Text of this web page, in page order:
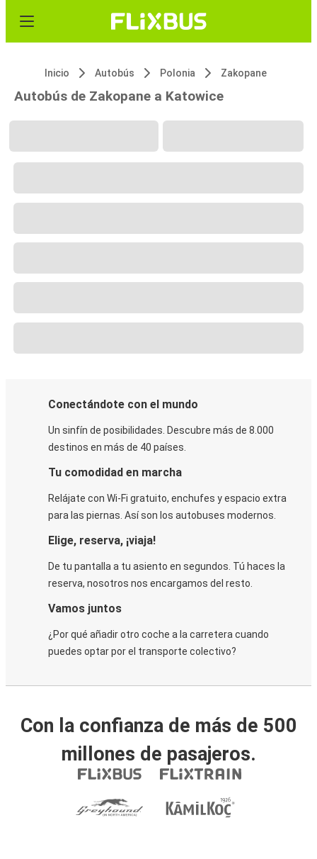
Inicio Autobús Polonia Zakopane
Autobús de Zakopane a Katowice
Conectándote con el mundo
Un sinfín de posibilidades. Descubre más de 8.000
destinos en más de 40 países.
Tu comodidad en marcha
Relájate con Wi-Fi gratuito, enchufes y espacio extra
para las piernas. Así son los autobuses modernos.
Elige, reserva, ¡viaja!
De tu pantalla a tu asiento en segundos. Tú haces la
reserva, nosotros nos encargamos del resto.
Vamos juntos
¿Por qué añadir otro coche a la carretera cuando
puedes optar por el transporte colectivo?
Con la confianza de más de 500
millones de pasajeros.